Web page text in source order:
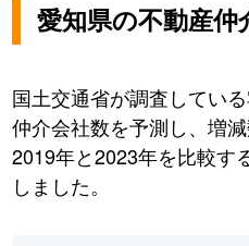
愛知県の不動産仲
国土交通省が調査してい
仲介会社数を予測し、増
2019年と2023年を比較す
しました。